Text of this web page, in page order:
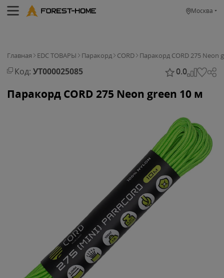
Москва
Главная EDC ТОВАРЫ Паракорд CORD Паракорд CORD 275 Neon
Код: УТ000025085 0.0
Паракорд CORD 275 Neon green 10 м